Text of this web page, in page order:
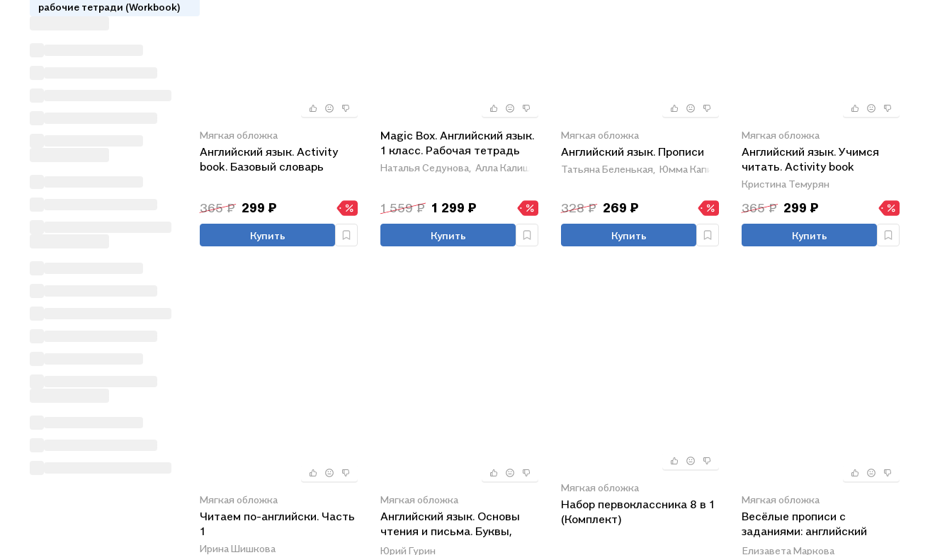
Мягкая обложка
Английский язык. Activity
book. Базовый словарь
365 ₽ 299 ₽
Купить
Magic Box. Английский язык.
1 класс. Рабочая тетрадь
Наталья Седунова, Алла Калишевич, Анатолий Каркашин
1 559 ₽ 1 299 ₽
Купить
Мягкая обложка
Английский язык. Прописи
Татьяна Беленькая, Юмма Капитонова
328 ₽ 269 ₽
Купить
Мягкая обложка
Английский язык. Учимся
читать. Activity book
Кристина Темурян
365 ₽ 299 ₽
Купить
Мягкая обложка
Читаем по-английски. Часть
1
Ирина Шишкова
Мягкая обложка
Английский язык. Основы
чтения и письма. Буквы,
звуки и первые слова. 1 год
Юрий Гурин
Мягкая обложка
Набор первоклассника 8 в 1
(Комплект)
Мягкая обложка
Весёлые прописи с
заданиями: английский
алфавит
Елизавета Маркова
рабочие тетради (Workbook)